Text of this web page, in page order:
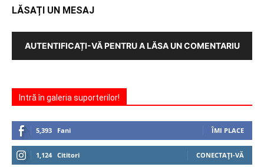
LĂSAȚI UN MESAJ
AUTENTIFICAȚI-VĂ PENTRU A LĂSA UN COMENTARIU
Intră în galeria suporterilor!
5,393 Fani ÎMI PLACE
1,124 Cititori CONECTAȚI-VĂ